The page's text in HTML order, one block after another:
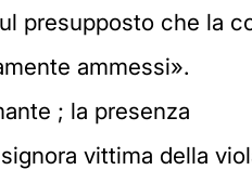
presupposto che la
ammessi».
; la presenza
vittima della